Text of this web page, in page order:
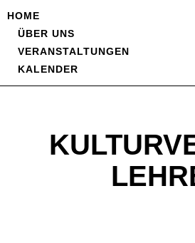
HOME
ÜBER UNS
VERANSTALTUNGEN
KALENDER